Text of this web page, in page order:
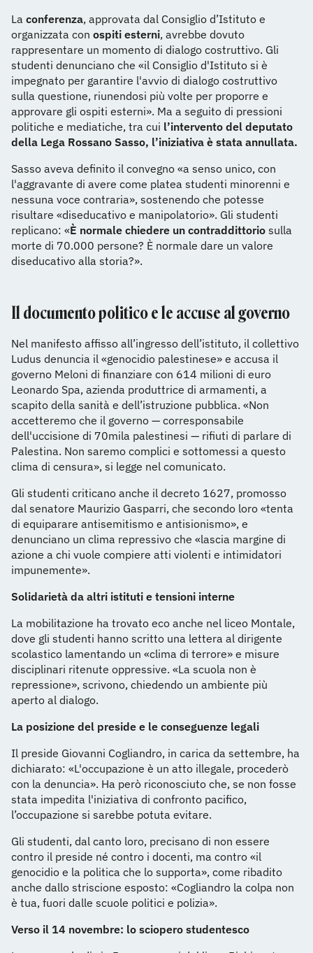
La conferenza, approvata dal Consiglio d’Istituto e
organizzata con ospiti esterni, avrebbe dovuto
rappresentare un momento di dialogo costruttivo. Gli
studenti denunciano che «il Consiglio d'Istituto si è
impegnato per garantire l'avvio di dialogo costruttivo
sulla questione, riunendosi più volte per proporre e
approvare gli ospiti esterni». Ma a seguito di pressioni
politiche e mediatiche, tra cui l’intervento del deputato
della Lega Rossano Sasso, l’iniziativa è stata annullata.
Sasso aveva definito il convegno «a senso unico, con
l'aggravante di avere come platea studenti minorenni e
nessuna voce contraria», sostenendo che potesse
risultare «diseducativo e manipolatorio». Gli studenti
replicano: «È normale chiedere un contraddittorio sulla
morte di 70.000 persone? È normale dare un valore
diseducativo alla storia?».
Il documento politico e le accuse al governo
Nel manifesto affisso all’ingresso dell’istituto, il collettivo
Ludus denuncia il «genocidio palestinese» e accusa il
governo Meloni di finanziare con 614 milioni di euro
Leonardo Spa, azienda produttrice di armamenti, a
scapito della sanità e dell’istruzione pubblica. «Non
accetteremo che il governo — corresponsabile
dell'uccisione di 70mila palestinesi — rifiuti di parlare di
Palestina. Non saremo complici e sottomessi a questo
clima di censura», si legge nel comunicato.
Gli studenti criticano anche il decreto 1627, promosso
dal senatore Maurizio Gasparri, che secondo loro «tenta
di equiparare antisemitismo e antisionismo», e
denunciano un clima repressivo che «lascia margine di
azione a chi vuole compiere atti violenti e intimidatori
impunemente».
Solidarietà da altri istituti e tensioni interne
La mobilitazione ha trovato eco anche nel liceo Montale,
dove gli studenti hanno scritto una lettera al dirigente
scolastico lamentando un «clima di terrore» e misure
disciplinari ritenute oppressive. «La scuola non è
repressione», scrivono, chiedendo un ambiente più
aperto al dialogo.
La posizione del preside e le conseguenze legali
Il preside Giovanni Cogliandro, in carica da settembre, ha
dichiarato: «L'occupazione è un atto illegale, procederò
con la denuncia». Ha però riconosciuto che, se non fosse
stata impedita l'iniziativa di confronto pacifico,
l’occupazione si sarebbe potuta evitare.
Gli studenti, dal canto loro, precisano di non essere
contro il preside né contro i docenti, ma contro «il
genocidio e la politica che lo supporta», come ribadito
anche dallo striscione esposto: «Cogliandro la colpa non
è tua, fuori dalle scuole politici e polizia».
Verso il 14 novembre: lo sciopero studentesco